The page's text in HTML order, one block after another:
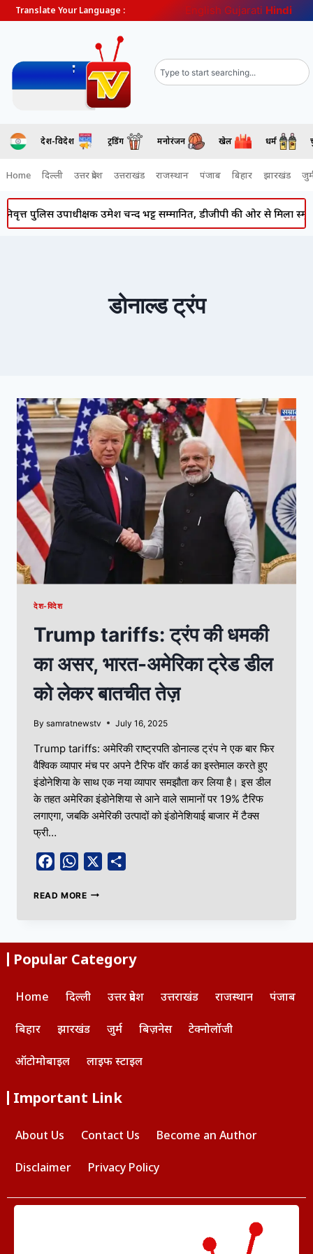
Translate Your Language : English Gujarati Hindi
देश-विदेश ट्रेंडिंग मनोरंजन खेल धर्म
Home दिल्ली उत्तर प्रदेश उत्तराखंड राजस्थान पंजाब बिहार झारखंड
पुलिस उपाधीक्षक उमेश चन्द भट्ट सम्मानित, डीजीपी की ओर से मिला स्मृति
डोनाल्ड ट्रंप
देश-विदेश
Trump tariffs: ट्रंप की धमकी
का असर, भारत-अमेरिका ट्रेड डील
को लेकर बातचीत तेज़
By samratnewstv July 16, 2025
Trump tariffs: अमेरिकी राष्ट्रपति डोनाल्ड ट्रंप ने एक बार फिर
वैश्विक व्यापार मंच पर अपने टैरिफ वॉर कार्ड का इस्तेमाल करते हुए
इंडोनेशिया के साथ एक नया व्यापार समझौता कर लिया है। इस डील
के तहत अमेरिका इंडोनेशिया से आने वाले सामानों पर 19% टैरिफ
लगाएगा, जबकि अमेरिकी उत्पादों को इंडोनेशियाई बाजार में टैक्स
फ्री…
FacebookWhatsApp
READ MORE
Popular Category
Home दिल्ली उत्तर प्रदेश उत्तराखंड राजस्थान पंजाब
बिहार झारखंड जुर्म बिज़नेस टेक्नोलॉजी
ऑटोमोबाइल लाइफ स्टाइल
Important Link
About Us Contact Us Become an Author
Disclaimer Privacy Policy